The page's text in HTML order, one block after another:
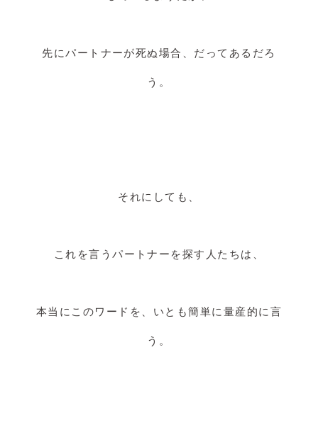
先にパートナーが死ぬ場合、だってあるだろ
う。
それにしても、
これを言うパートナーを探す人たちは、
本当にこのワードを、いとも簡単に量産的に言
う。